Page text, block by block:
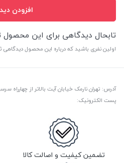
افزودن
تابحال دیدگاهی برای این
اولین نفری باشید که درباره این محصول
پست الکترونیک:
تضمین کیفیت و اصالت کالا